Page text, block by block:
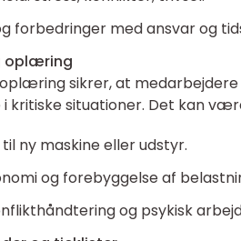
forbedringer med ansvar og
oplæring
sikrer, at
i kritiske situationer. Det kan
ny maskine eller udstyr.
og forebyggelse af
og psykisk